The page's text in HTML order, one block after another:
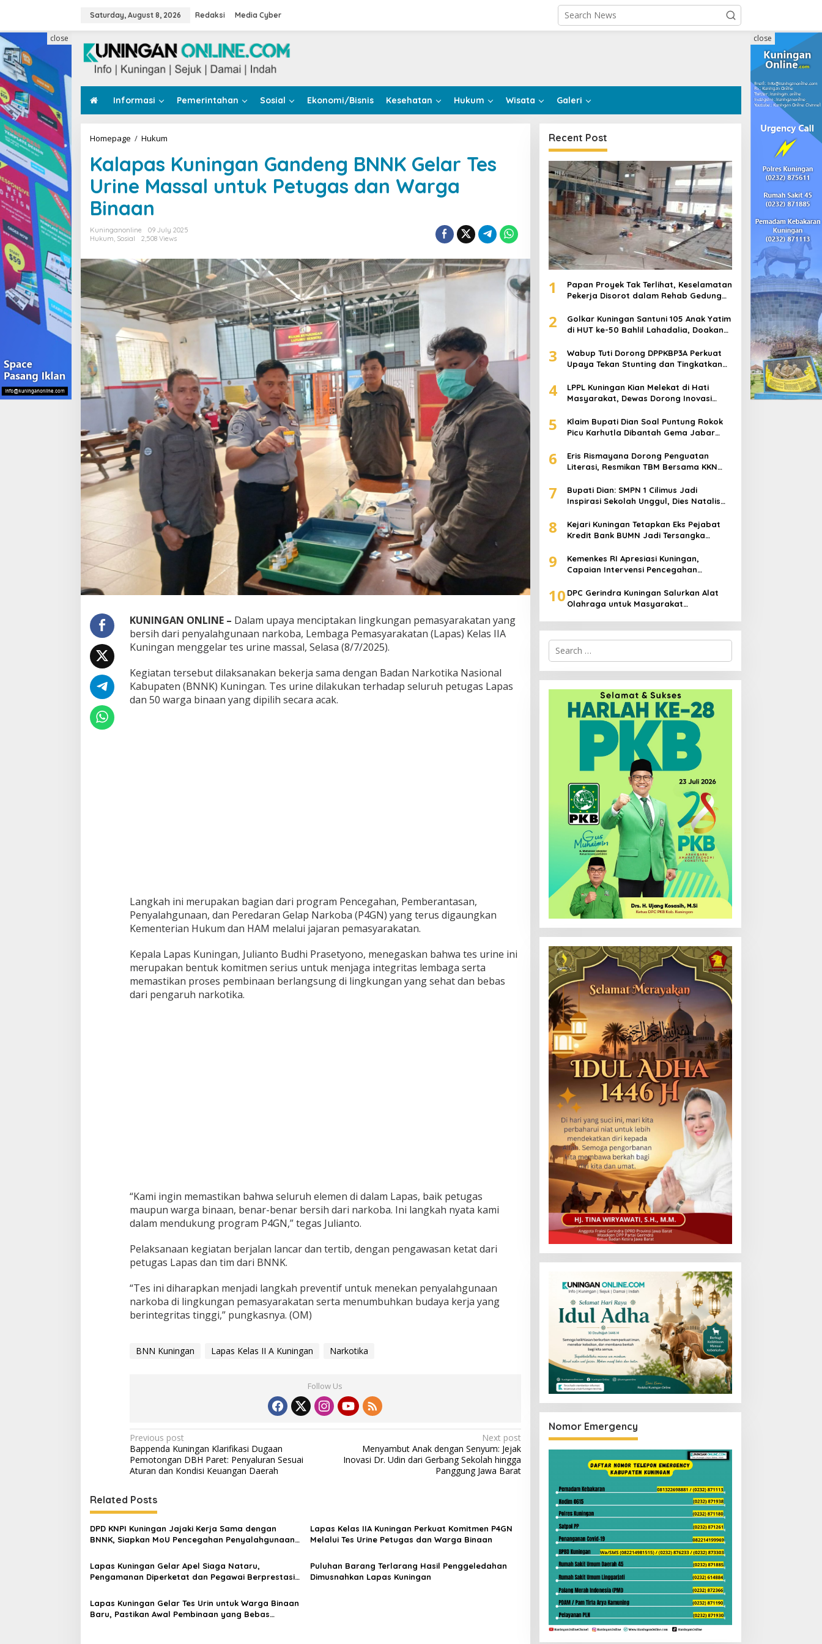
Saturday, August 8, 2026 Redaksi Media Cyber
Informasi Pemerintahan Sosial Ekonomi/Bisnis Kesehatan Hukum Wisata Galeri
close close
Homepage / Hukum
Gandeng
BNNK
Gelar
Tes
untuk
Petugas
Warga
Binaan
Kalapas Kuningan Gandeng BNNK Gelar Tes
Urine Massal untuk Petugas dan Warga
Binaan
Kuninganonline
09 July 2025
Hukum Sosial 2,508 Views
KUNINGAN ONLINE – Dalam upaya menciptakan lingkungan pemasyarakatan yang
bersih dari penyalahgunaan narkoba, Lembaga Pemasyarakatan (Lapas) Kelas IIA
Kuningan menggelar tes urine massal, Selasa (8/7/2025).
Kegiatan tersebut dilaksanakan bekerja sama dengan Badan Narkotika Nasional
Kabupaten (BNNK) Kuningan. Tes urine dilakukan terhadap seluruh petugas Lapas
dan 50 warga binaan yang dipilih secara acak.
Langkah ini merupakan bagian dari program Pencegahan, Pemberantasan,
Penyalahgunaan, dan Peredaran Gelap Narkoba (P4GN) yang terus digaungkan
Kementerian Hukum dan HAM melalui jajaran pemasyarakatan.
Kepala Lapas Kuningan, Julianto Budhi Prasetyono, menegaskan bahwa tes urine ini
merupakan bentuk komitmen serius untuk menjaga integritas lembaga serta
memastikan proses pembinaan berlangsung di lingkungan yang sehat dan bebas
dari pengaruh narkotika.
“Kami ingin memastikan bahwa seluruh elemen di dalam Lapas, baik petugas
maupun warga binaan, benar-benar bersih dari narkoba. Ini langkah nyata kami
dalam mendukung program P4GN,” tegas Julianto.
Pelaksanaan kegiatan berjalan lancar dan tertib, dengan pengawasan ketat dari
petugas Lapas dan tim dari BNNK.
“Tes ini diharapkan menjadi langkah preventif untuk menekan penyalahgunaan
narkoba di lingkungan pemasyarakatan serta menumbuhkan budaya kerja yang
berintegritas tinggi,” pungkasnya. (OM)
BNN Kuningan Lapas Kelas II A Kuningan Narkotika
Follow Us
Post
navigation
Previous post
Bappenda Kuningan Klarifikasi Dugaan
Pemotongan DBH Paret: Penyaluran Sesuai
Aturan dan Kondisi Keuangan Daerah
Next post
Menyambut Anak dengan Senyum: Jejak
Inovasi Dr. Udin dari Gerbang Sekolah hingga
Panggung Jawa Barat
Related Posts
DPD KNPI Kuningan Jajaki Kerja Sama dengan
BNNK, Siapkan MoU Pencegahan Penyalahgunaan
Lapas Kelas IIA Kuningan Perkuat Komitmen P4GN
Melalui Tes Urine Petugas dan Warga Binaan
Lapas Kuningan Gelar Apel Siaga Nataru,
Pengamanan Diperketat dan Pegawai Berprestasi
Puluhan Barang Terlarang Hasil Penggeledahan
Dimusnahkan Lapas Kuningan
Lapas Kuningan Gelar Tes Urin untuk Warga Binaan
Baru, Pastikan Awal Pembinaan yang Bebas
Recent Post
1
Papan Proyek Tak Terlihat, Keselamatan
Pekerja Disorot dalam Rehab Gedung
2
Golkar Kuningan Santuni 105 Anak Yatim
di HUT ke-50 Bahlil Lahadalia, Doakan
3
Wabup Tuti Dorong DPPKBP3A Perkuat
Upaya Tekan Stunting dan Tingkatkan
4
LPPL Kuningan Kian Melekat di Hati
Masyarakat, Dewas Dorong Inovasi
5
Klaim Bupati Dian Soal Puntung Rokok
Picu Karhutla Dibantah Gema Jabar
6
Eris Rismayana Dorong Penguatan
Literasi, Resmikan TBM Bersama KKN
7
Bupati Dian: SMPN 1 Cilimus Jadi
Inspirasi Sekolah Unggul, Dies Natalis
8
Kejari Kuningan Tetapkan Eks Pejabat
Kredit Bank BUMN Jadi Tersangka
9
Kemenkes RI Apresiasi Kuningan,
Capaian Intervensi Pencegahan
10 DPC Gerindra Kuningan Salurkan Alat
Olahraga untuk Masyarakat
Search
for:
Nomor Emergency